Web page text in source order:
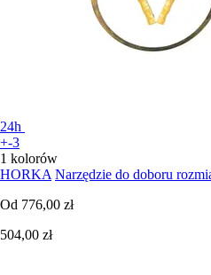
24h
+-3
1 kolorów
HORKA Narzędzie do doboru
Od 776,00 zł
504,00 zł